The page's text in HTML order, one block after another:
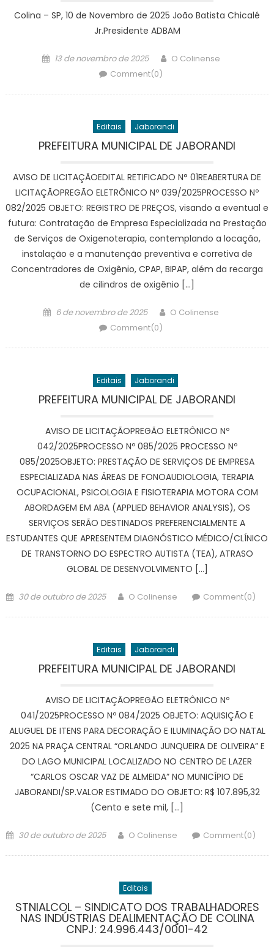
Colina – SP, 10 de Novembro de 2025 João Batista Chicalé
Jr.Presidente ADBAM
Posted
13 de novembro de 2025 Author
O Colinense
Comment(0)
Editais Jaborandi
PREFEITURA MUNICIPAL DE JABORANDI
AVISO DE LICITAÇÃOEDITAL RETIFICADO N° 01REABERTURA DE
LICITAÇÃOPREGÃO ELETRÔNICO Nº 039/2025PROCESSO Nº
082/2025 OBJETO: REGISTRO DE PREÇOS, visando a eventual e
futura: Contratação de Empresa Especializada na Prestação
de Serviços de Oxigenoterapia, contemplando a locação,
instalação e a manutenção preventiva e corretiva de
Concentradores de Oxigênio, CPAP, BIPAP, além da recarga
de cilindros de oxigênio […]
Posted
6 de novembro de 2025 Author
O Colinense
Comment(0)
Editais Jaborandi
PREFEITURA MUNICIPAL DE JABORANDI
AVISO DE LICITAÇÃOPREGÃO ELETRÔNICO Nº
042/2025PROCESSO Nº 085/2025 PROCESSO Nº
085/2025OBJETO: PRESTAÇÃO DE SERVIÇOS DE EMPRESA
ESPECIALIZADA NAS ÁREAS DE FONOAUDIOLOGIA, TERAPIA
OCUPACIONAL, PSICOLOGIA E FISIOTERAPIA MOTORA COM
ABORDAGEM EM ABA (APPLIED BEHAVIOR ANALYSIS), OS
SERVIÇOS SERÃO DESTINADOS PREFERENCIALMENTE A
ESTUDANTES QUE APRESENTEM DIAGNÓSTICO MÉDICO/CLÍNICO
DE TRANSTORNO DO ESPECTRO AUTISTA (TEA), ATRASO
GLOBAL DE DESENVOLVIMENTO […]
Posted
30 de outubro de 2025 Author
O Colinense Comment(0)
Editais Jaborandi
PREFEITURA MUNICIPAL DE JABORANDI
AVISO DE LICITAÇÃOPREGÃO ELETRÔNICO Nº
041/2025PROCESSO Nº 084/2025 OBJETO: AQUISIÇÃO E
ALUGUEL DE ITENS PARA DECORAÇÃO E ILUMINAÇÃO DO NATAL
2025 NA PRAÇA CENTRAL “ORLANDO JUNQUEIRA DE OLIVEIRA” E
DO LAGO MUNICIPAL LOCALIZADO NO CENTRO DE LAZER
“CARLOS OSCAR VAZ DE ALMEIDA” NO MUNICÍPIO DE
JABORANDI/SP.VALOR ESTIMADO DO OBJETO: R$ 107.895,32
(Cento e sete mil, […]
Posted
30 de outubro de 2025 Author
O Colinense Comment(0)
Editais
STNIALCOL – SINDICATO DOS TRABALHADORES
NAS INDÚSTRIAS DEALIMENTAÇÃO DE COLINA
CNPJ: 24.996.443/0001-42